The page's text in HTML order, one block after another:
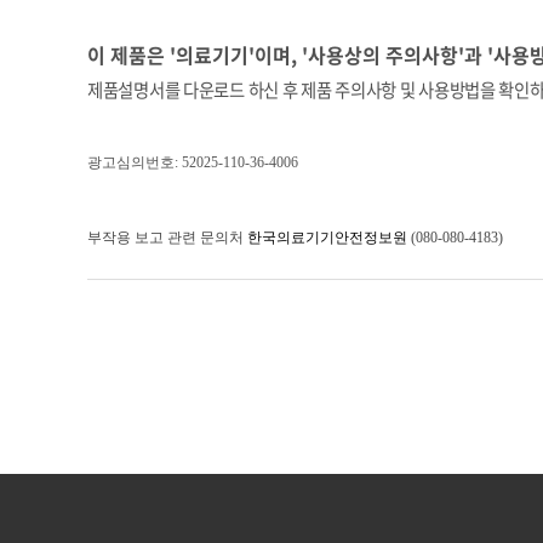
이 제품은 '의료기기'이며, '사용상의 주의사항'과 '사용
제품설명서를 다운로드 하신 후 제품 주의사항 및 사용방법을 확인
광고심의번호: 52025-110-36-4006
부작용 보고 관련 문의처 한국의료기기안전정보원 (080-080-4183)